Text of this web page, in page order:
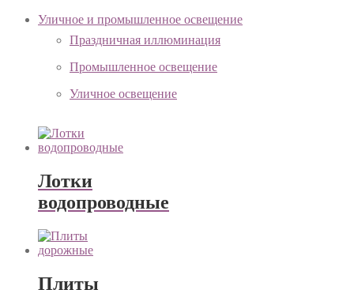
Уличное и промышленное освещение
Праздничная иллюминация
Промышленное освещение
Уличное освещение
Лотки
водопроводные
Плиты